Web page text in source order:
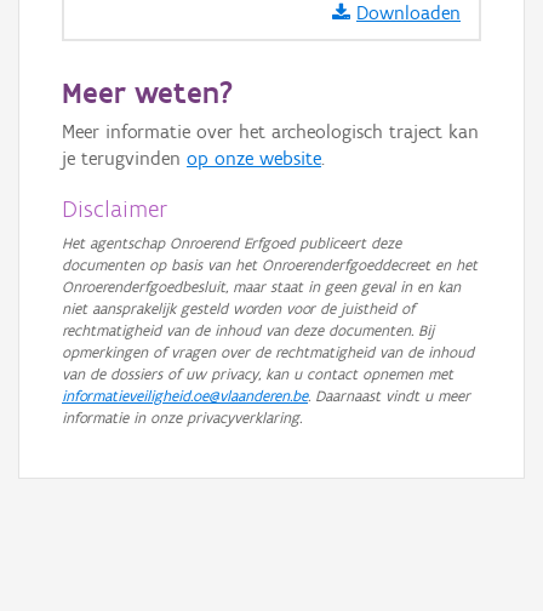
GRB-Basiskaart
GRB-Basiskaart in grijswaarden
Downloaden
Meer weten?
Meer informatie over het archeologisch traject kan
je terugvinden op onze website.
Disclaimer
Het agentschap Onroerend Erfgoed publiceert deze
documenten op basis van het Onroerenderfgoeddecreet en het
Onroerenderfgoedbesluit, maar staat in geen geval in en kan
niet aansprakelijk gesteld worden voor de juistheid of
rechtmatigheid van de inhoud van deze documenten. Bij
opmerkingen of vragen over de rechtmatigheid van de inhoud
van de dossiers of uw privacy, kan u contact opnemen met
informatieveiligheid.oe@vlaanderen.be. Daarnaast vindt u meer
informatie in onze privacyverklaring.